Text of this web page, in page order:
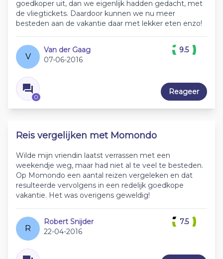
goedkoper uit, dan we eigenlijk hadden gedacht, met
de vliegtickets. Daardoor kunnen we nu meer
besteden aan de vakantie daar met lekker eten enzo!
V
Van der Gaag
07-06-2016
0
9.5
Reageer
Reis vergelijken met Momondo
Wilde mijn vriendin laatst verrassen met een
weekendje weg, maar had niet al te veel te besteden.
Op Momondo een aantal reizen vergeleken en dat
resulteerde vervolgens in een redelijk goedkope
vakantie. Het was overigens geweldig!
R
Robert Snijder
22-04-2016
7.5